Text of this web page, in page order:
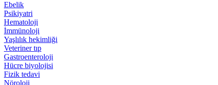
Ebelik
Psikiyatri
Hematoloji
İmmünoloji
Yaşlılık hekimliği
Veteriner tıp
Gastroenteroloji
Hücre biyolojisi
Fizik tedavi
Nöroloji